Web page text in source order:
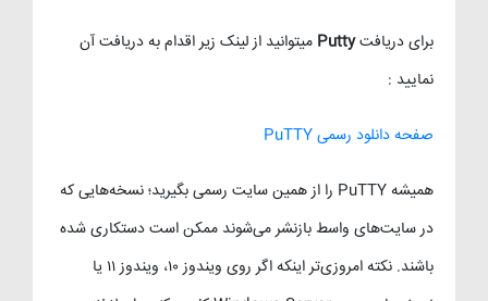
برای دریافتPutty میتوانید از لینک زیر اقدام به دریافت آن
نمایید :
صفحه دانلود رسمی PuTTY
همیشه PuTTY را از همین سایت رسمی بگیرید؛ نسخه‌هایی که
در سایت‌های واسط بازنشر می‌شوند ممکن است دستکاری شده
باشند. نکته امروزی‌تر اینکه اگر روی ویندوز ۱۰، ویندوز ۱۱ یا